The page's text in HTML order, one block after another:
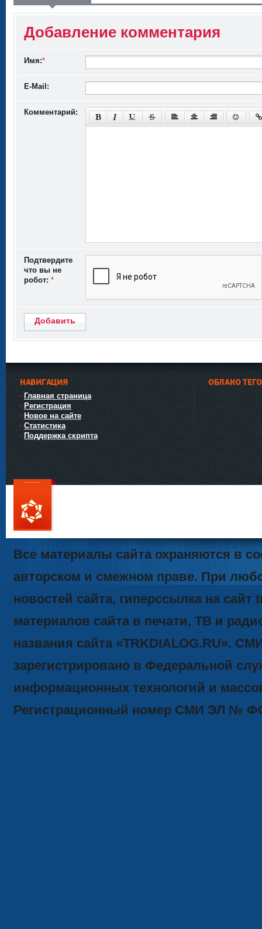
Добавление комментария
Имя:*
E-Mail:
Комментарий:
Подтвердите
что вы не
робот: *
Добавить
НАВИГАЦИЯ
Главная страница
Регистрация
Новое на сайте
Статистика
Поддержка скрипта
ОБЛАКО
111
Все материалы сайта охраняются в
авторском и смежном праве. При
новостей сайта, гиперссылка на
материалов сайта в печати, ТВ и
названия сайта «TRKDIALOG.RU».
зарегистрировано в Федеральной
информационных технологий и
Регистрационный номер СМИ ЭЛ №